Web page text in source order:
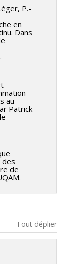
P.-
en
Dans
au
Patrick
des
de
Tout déplier